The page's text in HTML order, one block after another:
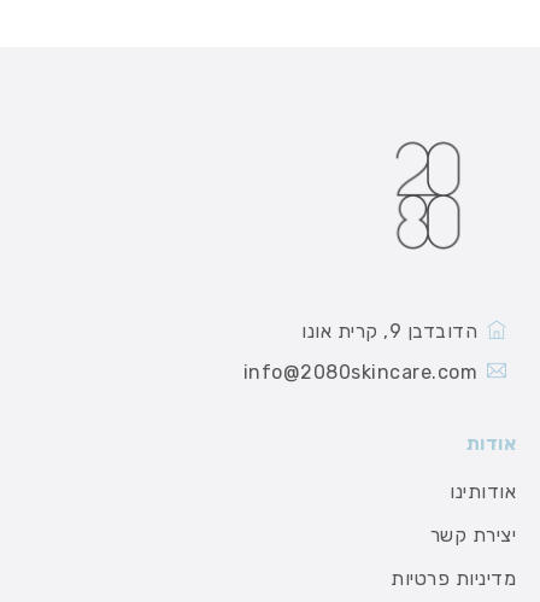
הדובדבן 9, קרית אונו
info@2080skincare.com
אודות
אודותינו
יצירת קשר
מדיניות פרטיות